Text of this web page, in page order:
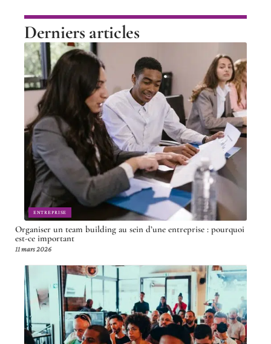
Derniers articles
ENTREPRISE
Organiser un team building au sein d’une entreprise : pourquoi
est-ce important
11 mars 2026